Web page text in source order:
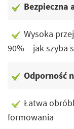
Bezpieczna
Wysoka
90% – jak szyba
Odporność
Łatwa
formowania